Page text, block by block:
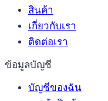
สินค้า
เกี่ยวกับเรา
ติดต่อเรา
ข้อมูลบัญชี
บัญชีของฉัน